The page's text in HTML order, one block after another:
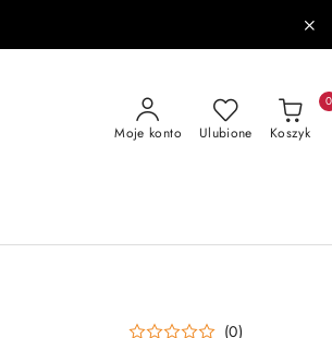
Moje konto Ulubione Koszyk
0
(0)